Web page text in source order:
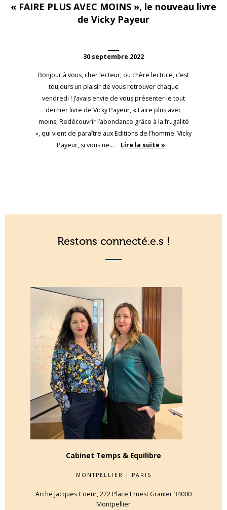
« FAIRE PLUS AVEC MOINS », le nouveau livre
de Vicky Payeur
30 septembre 2022
Bonjour à vous, cher lecteur, ou chère lectrice, c’est
toujours un plaisir de vous retrouver chaque
vendredi ! J’avais envie de vous présenter le tout
dernier livre de Vicky Payeur, « Faire plus avec
moins, Redécouvrir l’abondance grâce à la frugalité
», qui vient de paraître aux Editions de l’homme. Vicky
Payeur, si vous ne…
Lire la suite »
Restons connecté.e.s !
Cabinet Temps & Equilibre
MONTPELLIER | PARIS
Arche Jacques Coeur, 222 Place Ernest Granier 34000
Montpellier